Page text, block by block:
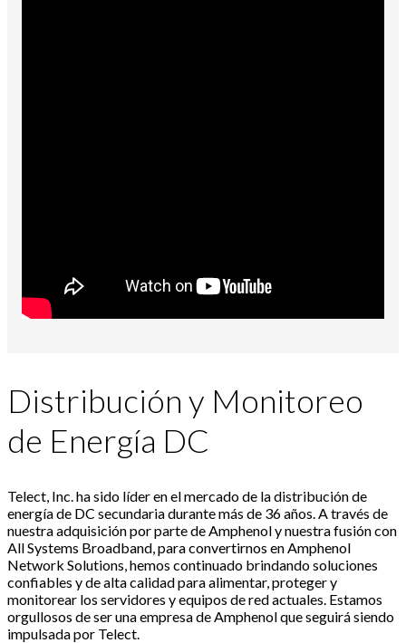
Distribución y Monitoreo
de Energía DC
Telect, Inc. ha sido líder en el mercado de la distribución de
energía de DC secundaria durante más de 36 años. A través de
nuestra adquisición por parte de Amphenol y nuestra fusión con
All Systems Broadband, para convertirnos en Amphenol
Network Solutions, hemos continuado brindando soluciones
confiables y de alta calidad para alimentar, proteger y
monitorear los servidores y equipos de red actuales. Estamos
orgullosos de ser una empresa de Amphenol que seguirá siendo
impulsada por Telect.